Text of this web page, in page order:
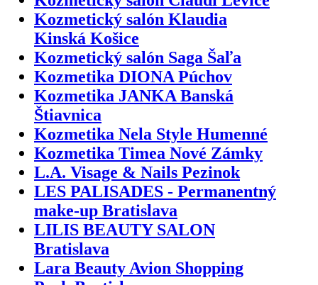
Kozmetický salón Klaudia
Kinská Košice
Kozmetický salón Saga Šaľa
Kozmetika DIONA Púchov
Kozmetika JANKA Banská
Štiavnica
Kozmetika Nela Style Humenné
Kozmetika Timea Nové Zámky
L.A. Visage & Nails Pezinok
LES PALISADES - Permanentný
make-up Bratislava
LILIS BEAUTY SALON
Bratislava
Lara Beauty Avion Shopping